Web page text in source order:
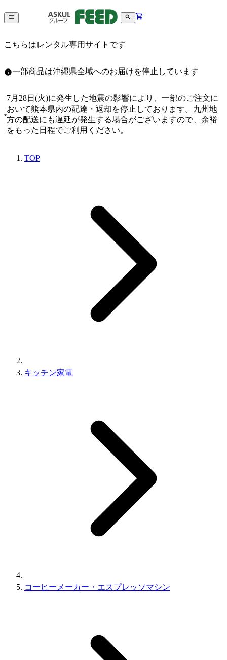
こちらはレンタル専用サイトです
一部商品は沖縄県全域へのお届けを停止しています
7月28日(火)に発生した地震の影響により、一部のご注文に
おいて熊本県内の配達・返却を停止しております。九州地
方の配送にも遅延が発生する場合がございますので、余裕
をもった日程でご利用ください。
TOP
キッチン家電
コーヒーメーカー・エスプレッソマシン